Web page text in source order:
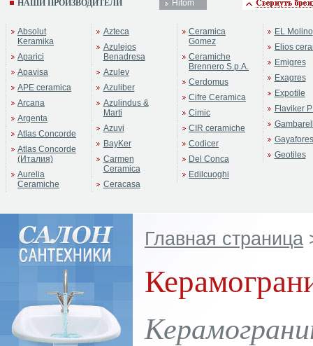
Hitom
НАШИ ПРОИЗВОДИТЕЛИ Hitom
Absolut
Keramika
Aparici
Apavisa
APE ceramica
Arcana
Argenta
Atlas Concorde
Atlas Concorde
(Италия)
Aurelia
Ceramiche
Azteca
Azulejos
Benadresa
Azulev
Azuliber
Azulindus &
Marti
Azuvi
BayKer
Carmen
Ceramica
Ceracasa
Ceramica
Gomez
Ceramiche
Brennero S.p.A.
Cerdomus
Cifre Ceramica
Cimic
CIR ceramiche
Codicer
Del Conca
Edilcuoghi
EL Molino
Elios
Emigres
Exagres
Expotile
Flaviker
Gayafores
Geotiles
Главная страница